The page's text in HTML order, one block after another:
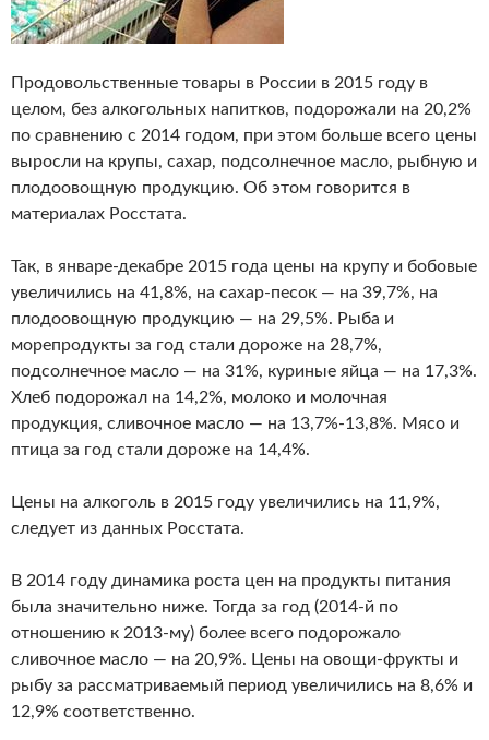
Продовольственные товары в России в 2015 году в
целом, без алкогольных напитков, подорожали на 20,2%
по сравнению с 2014 годом, при этом больше всего цены
выросли на крупы, сахар, подсолнечное масло, рыбную и
плодоовощную продукцию. Об этом говорится в
материалах Росстата.
Так, в январе-декабре 2015 года цены на крупу и бобовые
увеличились на 41,8%, на сахар-песок — на 39,7%, на
плодоовощную продукцию — на 29,5%. Рыба и
морепродукты за год стали дороже на 28,7%,
подсолнечное масло — на 31%, куриные яйца — на 17,3%.
Хлеб подорожал на 14,2%, молоко и молочная
продукция, сливочное масло — на 13,7%-13,8%. Мясо и
птица за год стали дороже на 14,4%.
Цены на алкоголь в 2015 году увеличились на 11,9%,
следует из данных Росстата.
В 2014 году динамика роста цен на продукты питания
была значительно ниже. Тогда за год (2014-й по
отношению к 2013-му) более всего подорожало
сливочное масло — на 20,9%. Цены на овощи-фрукты и
рыбу за рассматриваемый период увеличились на 8,6% и
12,9% соответственно.